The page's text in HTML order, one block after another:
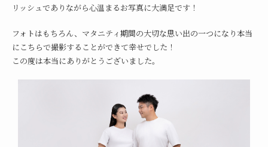
リッシュでありながら心温まるお写真に大満足です！
フォトはもちろん、マタニティ期間の大切な思い出の一つになり本当
にこちらで撮影することができて幸せでした！
この度は本当にありがとうございました。